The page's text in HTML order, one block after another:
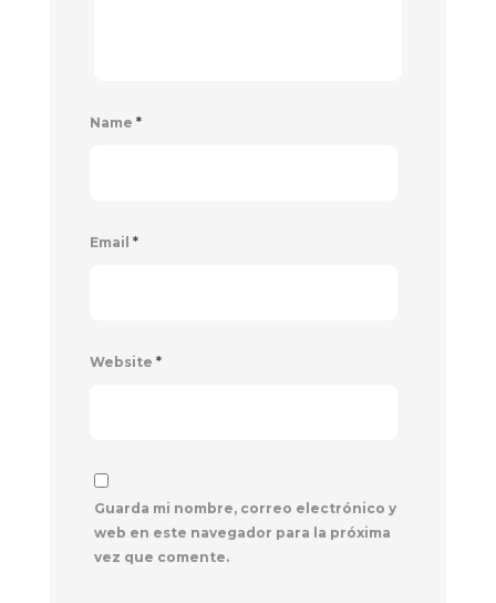
Name *
Email *
Website *
Guarda mi nombre, correo electrónico y
web en este navegador para la próxima
vez que comente.